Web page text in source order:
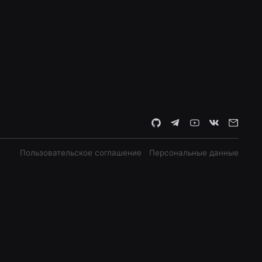
Пользовательское соглашение Персональные данные